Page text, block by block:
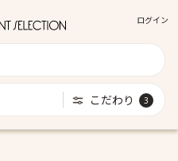
ログイン
こだわり 3